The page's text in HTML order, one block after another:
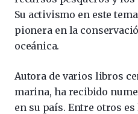
Su activismo en este
pionera en la
oceánica.
Autora de varios libros
marina, ha recibido
en su país. Entre otros